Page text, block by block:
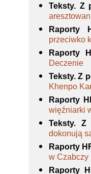
Teksty. Z
Raporty
przeciwko
Raporty
Deczenie
Teksty. Z
Khenpo
Raporty
więźniarki
Teksty. Z
dokonują
Raporty
w Czabczy
Raporty